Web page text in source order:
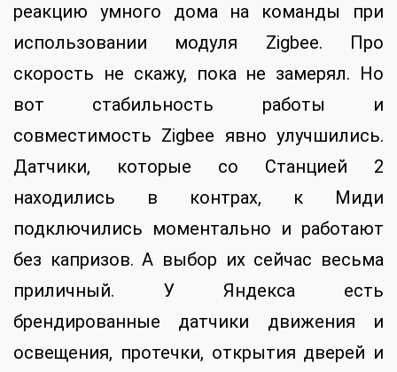
реакцию умного дома на команды при
использовании модуля Zigbee. Про
скорость не скажу, пока не замерял. Но
вот стабильность работы и
совместимость Zigbee явно улучшились.
Датчики, которые со Станцией 2
находились в контрах, к Миди
подключились моментально и работают
без капризов. А выбор их сейчас весьма
приличный. У Яндекса есть
брендированные датчики движения и
освещения, протечки, открытия дверей и